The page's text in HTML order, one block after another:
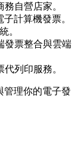
自營店家。
計算機發票。
。
發票整合與雲端
列印服務。
管理你的電子發